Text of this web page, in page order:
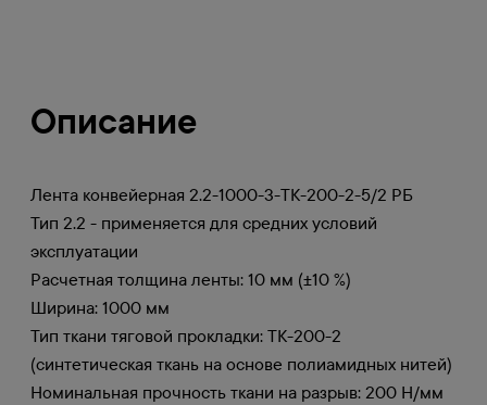
Описание
Лента конвейерная 2.2-1000-3-ТК-200-2-5/2 РБ
Тип 2.2 - применяется для средних условий
эксплуатации
Расчетная толщина ленты: 10 мм (±10 %)
Ширина: 1000 мм
Тип ткани тяговой прокладки: ТК-200-2
(синтетическая ткань на основе полиамидных нитей)
Номинальная прочность ткани на разрыв: 200 Н/мм